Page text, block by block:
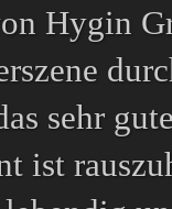
Hygin
sehr
ist